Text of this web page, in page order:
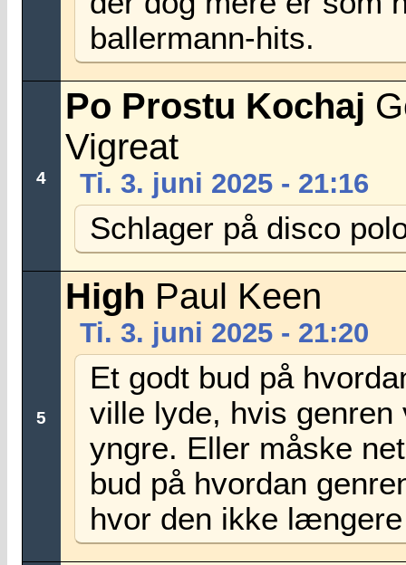
ballermann-hits.
4
Po Prostu Kochaj
Vigreat
Ti. 3. juni 2025 - 21:16
Schlager på disco
5
High Paul Keen
Ti. 3. juni 2025 - 21:20
Et godt bud på
ville lyde, hvis genren
yngre. Eller måske
bud på hvordan
hvor den ikke